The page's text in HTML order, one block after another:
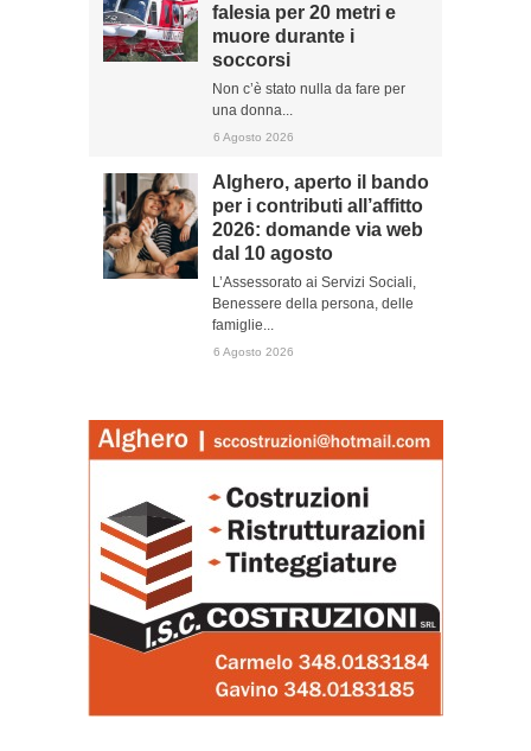
falesia per 20 metri e
muore durante i
soccorsi
Non c’è stato nulla da fare per
una donna...
6 Agosto 2026
Alghero, aperto il bando
per i contributi all’affitto
2026: domande via web
dal 10 agosto
L’Assessorato ai Servizi Sociali,
Benessere della persona, delle
famiglie...
6 Agosto 2026